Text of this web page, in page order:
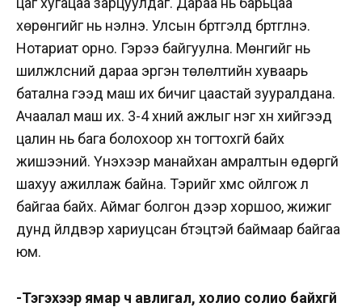
хөрөнгийг нь үнэлнэ. Улсын бүртгэлд бүртгүүлнэ.
Нотариат орно. Гэрээ байгуулна. Мөнгийг нь
шилжүүлсний дараа эргэн төлөлтийн хуваарь
батална гээд маш их бичиг цаастай зууралдана.
Ачаалал маш их. 3-4 хүний ажлыг нэг хүн хийгээд
цалин нь бага болохоор хүн тогтохгүй байх
жишээний. Үнэхээр манайхан амралтын өдөргүй
шахуу ажиллаж байна. Тэрийг хүмүүс ойлгож л
байгаа байх. Аймаг болгон дээр хоршоо, жижиг
дунд үйлдвэр хариуцсан бүтэцтэй баймаар байгаа
юм.
-Тэгэхээр ямар ч авлигал, холио солио байхгүй